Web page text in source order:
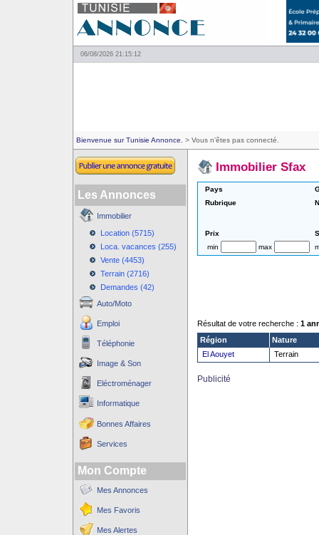
06/08/2026 21:15:12
Bienvenue sur Tunisie Annonce. > Vous n'êtes pas connecté.
Les Annonces
Immobilier
Location (5715)
Loca. vacances (255)
Vente (4453)
Terrain (2716)
Demandes (42)
Auto/Moto
Emploi
Téléphonie
Image & Son
Eléctroménager
Informatique
Bonnes Affaires
Services
Mon Compte
Mes Annonces
Mes Favoris
Mes Alertes
Immobilier Sfax
Pays
Rubrique
Prix
min
max
Résultat de votre recherche : 1
Région
Nature
El Aouyet
Terrain
Publicité